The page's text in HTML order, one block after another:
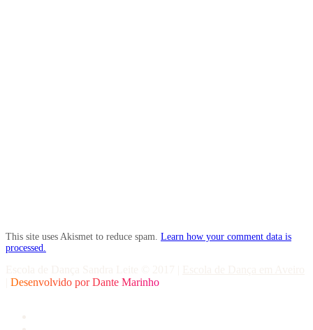
This site uses Akismet to reduce spam. Learn how your comment data is
processed.
Desenvolvido porDante Marinho